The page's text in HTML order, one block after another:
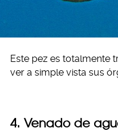
Este pez es totalmente
ver a simple vista sus
4. Venado de